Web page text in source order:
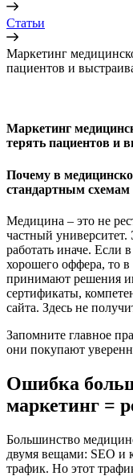
Статьи
Маркетинг
пациентов и
Маркетинг
терять пациентов и
Почему в
стандартным схемам
Медицина – это не
частный университет.
работать иначе. Если
хорошего оффера, то
принимают решения
сертификаты,
сайта. Здесь не
Запомните главное
они покупают
Ошибка
маркетинг =
Большинство
двумя вещами: SEO и
трафик. Но этот